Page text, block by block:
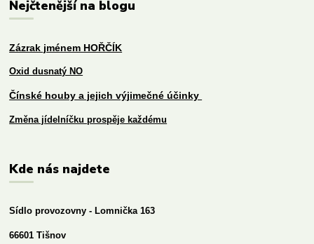
Nejčtenější na blogu
Zázrak jménem HOŘČÍK
Oxid dusnatý NO
Čínské houby a jejich výjimečné účinky
Změna jídelníčku prospěje každému
Kde nás najdete
Sídlo provozovny - Lomnička 163
66601 Tišnov